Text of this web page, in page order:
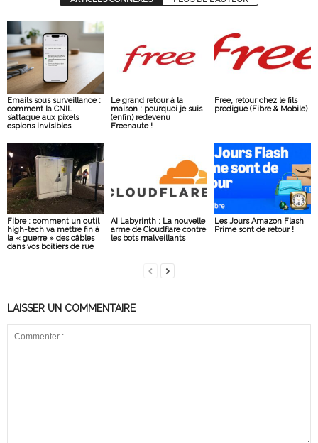
Emails sous surveillance :
comment la CNIL
s’attaque aux pixels
espions invisibles
Le grand retour à la
maison : pourquoi je suis
(enfin) redevenu
Freenaute !
Free, retour chez le fils
prodigue (Fibre & Mobile)
Fibre : comment un outil
high-tech va mettre fin à
la « guerre » des câbles
dans vos boîtiers de rue
AI Labyrinth : La nouvelle
arme de Cloudflare contre
les bots malveillants
Les Jours Amazon Flash
Prime sont de retour !
LAISSER UN COMMENTAIRE